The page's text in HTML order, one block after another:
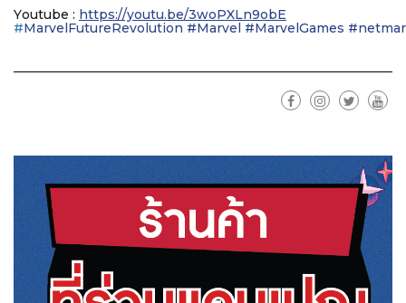
Youtube : https://youtu.be/3woPXLn9obE
#MarvelFutureRevolution #Marvel #MarvelGames #